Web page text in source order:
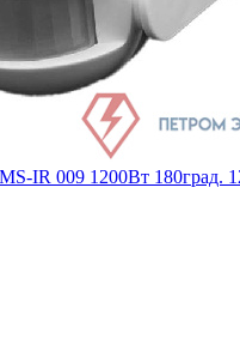
IR 009 1200Вт 180град.